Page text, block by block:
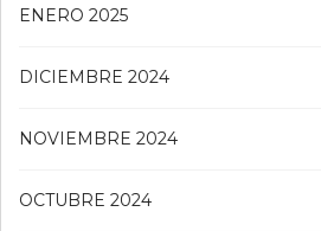
ENERO 2025
DICIEMBRE 2024
NOVIEMBRE 2024
OCTUBRE 2024